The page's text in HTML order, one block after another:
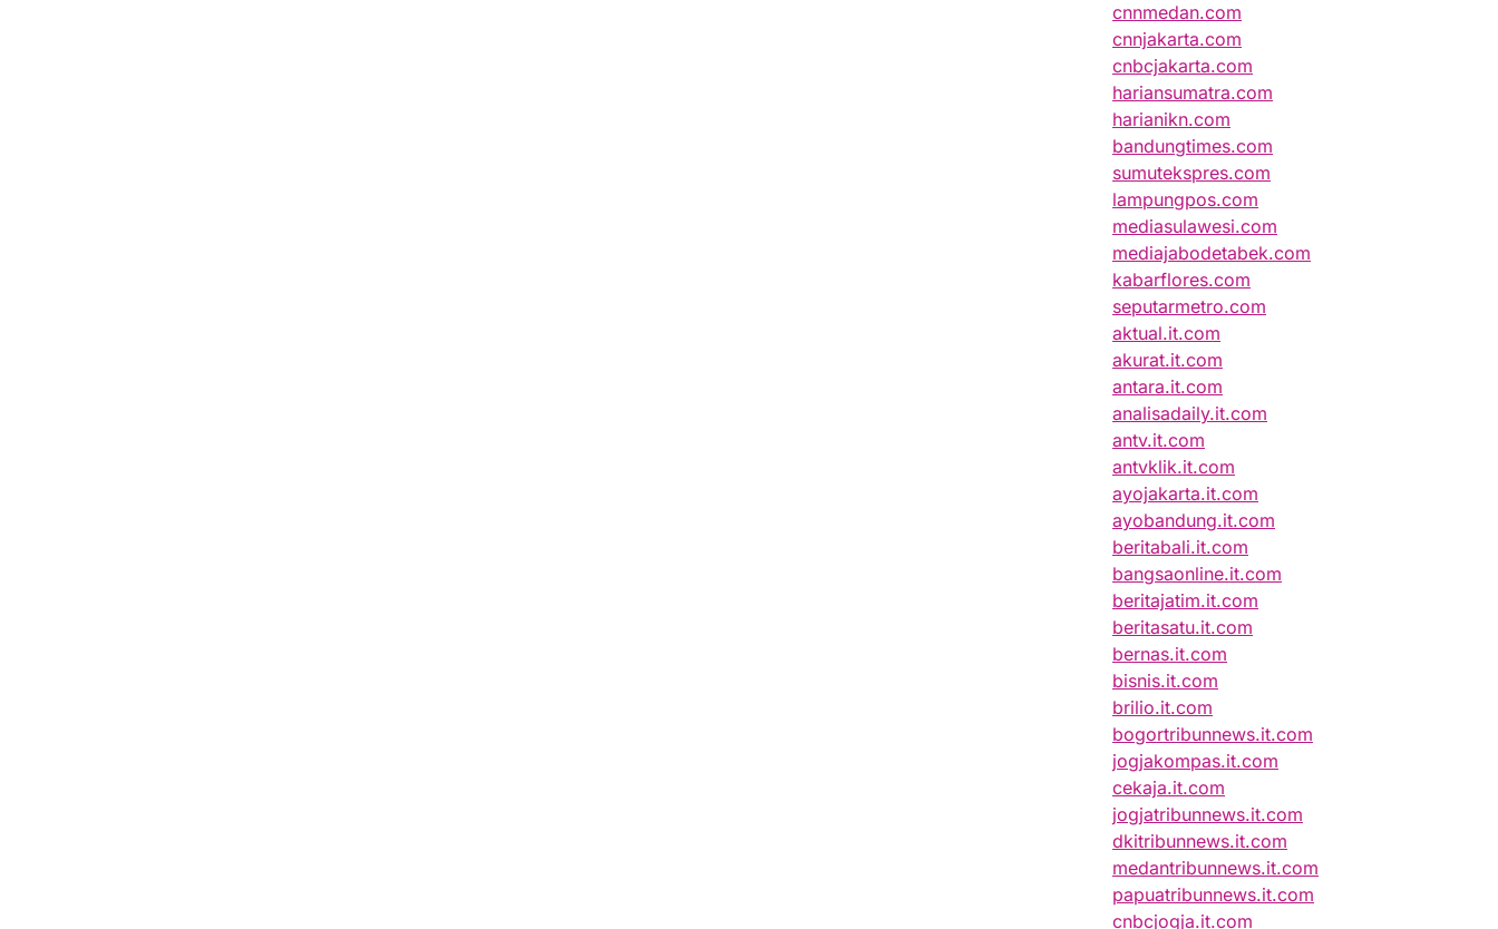
cnnmedan.com
cnnjakarta.com
cnbcjakarta.com
hariansumatra.com
harianikn.com
bandungtimes.com
sumutekspres.com
lampungpos.com
mediasulawesi.com
mediajabodetabek.com
kabarflores.com
seputarmetro.com
aktual.it.com
akurat.it.com
antara.it.com
analisadaily.it.com
antv.it.com
antvklik.it.com
ayojakarta.it.com
ayobandung.it.com
beritabali.it.com
bangsaonline.it.com
beritajatim.it.com
beritasatu.it.com
bernas.it.com
bisnis.it.com
brilio.it.com
bogortribunnews.it.com
jogjakompas.it.com
cekaja.it.com
jogjatribunnews.it.com
dkitribunnews.it.com
medantribunnews.it.com
papuatribunnews.it.com
cnbcjogja.it.com